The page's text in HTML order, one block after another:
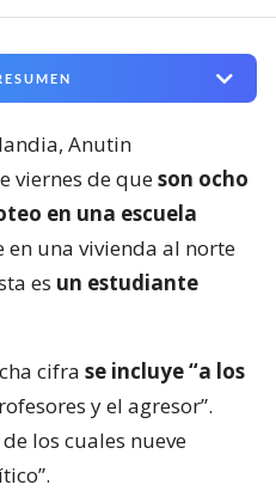
Anutin
viernes de queson ocho
en una escuela
en una vivienda al norte
es un estudiante
cifra se incluye “a los
y el agresor”.
los cuales nueve